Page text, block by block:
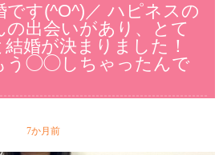
です(^O^)／ ハピネスの
出会いがあり、とて
婚が決まりました！
う◯◯しちゃったんで
7か月前